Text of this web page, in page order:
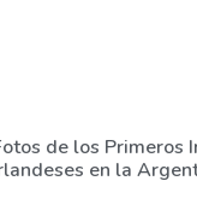
de los Primeros
en la